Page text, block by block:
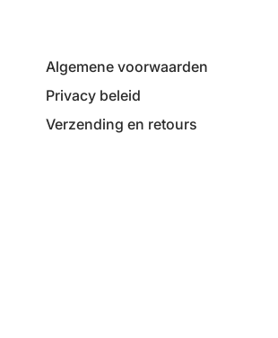
Algemene voorwaarden
Privacy beleid
Verzending en retours